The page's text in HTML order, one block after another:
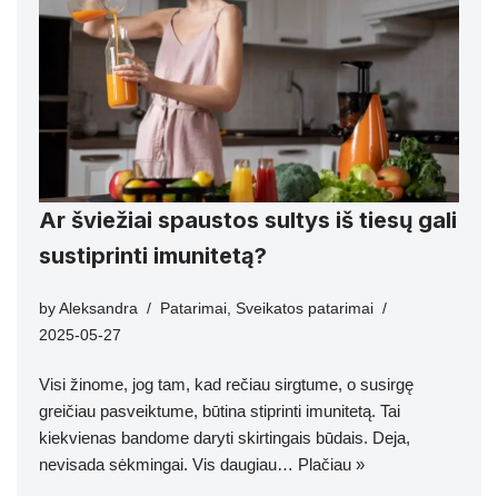
Ar šviežiai spaustos sultys iš tiesų gali
sustiprinti imunitetą?
by Aleksandra Patarimai, Sveikatos patarimai
2025-05-27
Visi žinome, jog tam, kad rečiau sirgtume, o susirgę
greičiau pasveiktume, būtina stiprinti imunitetą. Tai
kiekvienas bandome daryti skirtingais būdais. Deja,
nevisada sėkmingai. Vis daugiau… Plačiau »